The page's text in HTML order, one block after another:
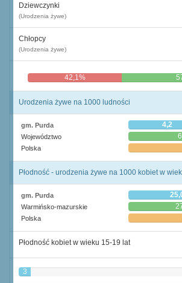
Dziewczynki
(Urodzenia żywe)
Chłopcy
(Urodzenia żywe)
42,1%
Urodzenia żywe na 1000 ludności
gm. Purda 4,2
Województwo
Polska
Płodność - urodzenia żywe na 1000 kobiet w
gm. Purda
Warmińsko-mazurskie
Polska
Płodność kobiet w wieku 15-19 lat
3